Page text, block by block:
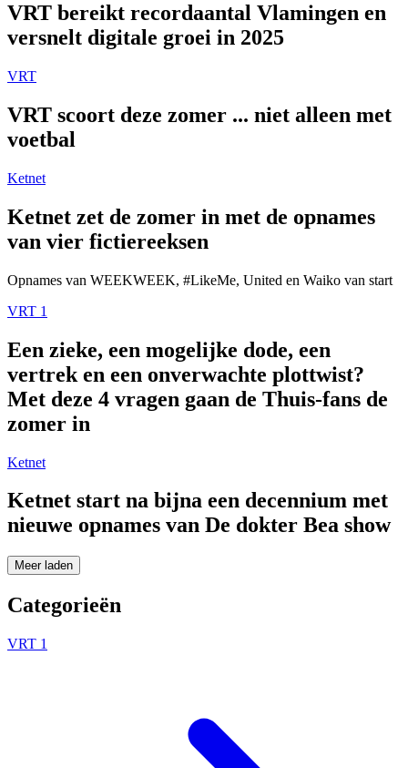
VRT bereikt recordaantal Vlamingen en
versnelt digitale groei in 2025
VRT
VRT scoort deze zomer ... niet alleen met
voetbal
Ketnet
Ketnet zet de zomer in met de opnames
van vier fictiereeksen
Opnames van WEEKWEEK, #LikeMe, United en Waiko van start
VRT 1
Een zieke, een mogelijke dode, een
vertrek en een onverwachte plottwist?
Met deze 4 vragen gaan de Thuis-fans de
zomer in
Ketnet
Ketnet start na bijna een decennium met
nieuwe opnames van De dokter Bea show
Meer laden
Categorieën
VRT 1